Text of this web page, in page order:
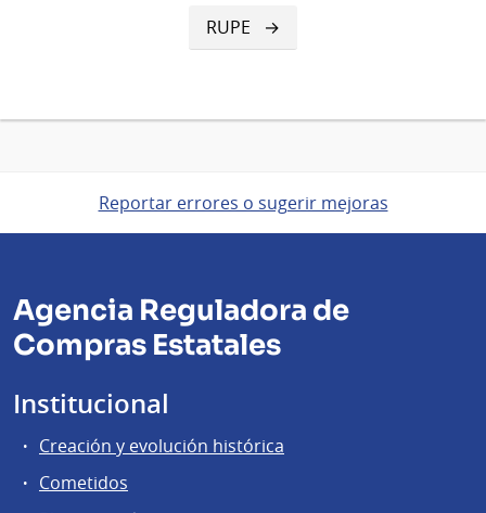
RUPE
Reportar errores o sugerir mejoras
Agencia Reguladora de
Compras Estatales
Institucional
Creación y evolución histórica
Cometidos